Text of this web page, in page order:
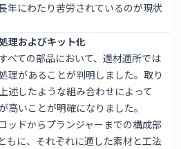
年にわたり苦労されているのが現状
理およびキット化
べての部品において、適材適所では
理があることが判明しました。取り
述したような組み合わせによって
高いことが明確になりました。
ッドからプランジャーまでの構成部
もに、それぞれに適した素材と工法